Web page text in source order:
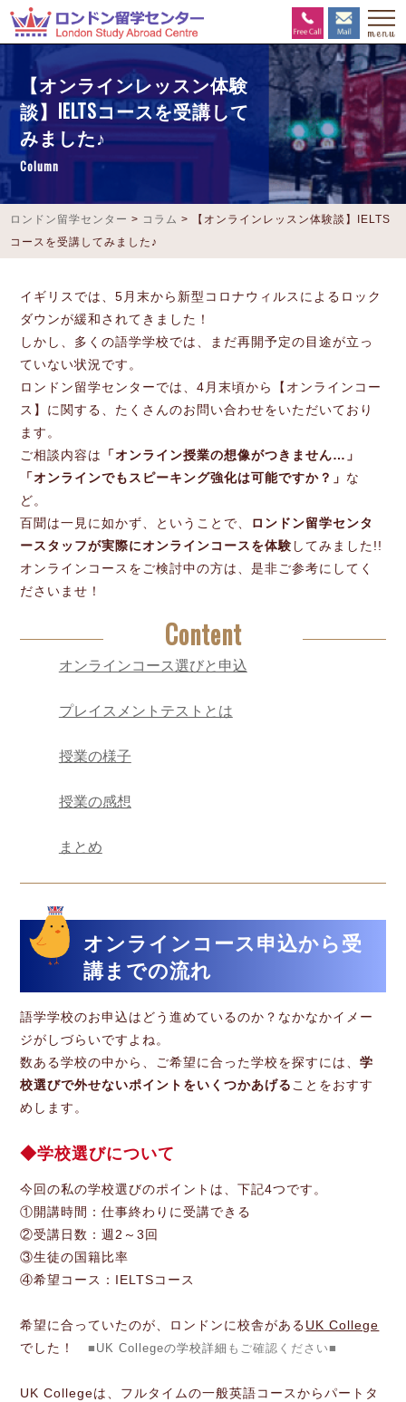
【オンラインレッスン体験
談】IELTSコースを受講して
みました♪
Column
ロンドン留学センター > コラム >
【オンラインレッスン体験談】IELTS
コースを受講してみました♪
イギリスでは、5月末から新型コロナウィルスによるロック
ダウンが緩和されてきました！
しかし、多くの語学学校では、まだ再開予定の目途が立っ
ていない状況です。
ロンドン留学センターでは、4月末頃から【オンラインコー
ス】に関する、たくさんのお問い合わせをいただいており
ます。
ご相談内容は
「オンライン授業の想像がつきません…」
「オンラインでもスピーキング強化は可能ですか？」 な
ど。
百聞は一見に如かず、ということで、 ロンドン留学センタ
ースタッフが実際にオンラインコースを体験 してみました!!
オンラインコースをご検討中の方は、是非ご参考にしてく
ださいませ！
Content
オンラインコース選びと申込
プレイスメントテストとは
授業の様子
授業の感想
まとめ
オンラインコース申込から受
講までの流れ
語学学校のお申込はどう進めているのか？なかなかイメー
ジがしづらいですよね。
数ある学校の中から、ご希望に合った学校を探すには、学
校選びで外せないポイントをいくつかあげることをおすす
めします。
学校選びについて
今回の私の学校選びのポイントは、下記4つです。
①開講時間：仕事終わりに受講できる
②受講日数：週2～3回
③生徒の国籍比率
④希望コース：IELTSコース
希望に合っていたのが、ロンドンに校舎があるUK College
でした！■ UK Collegeの学校詳細 もご確認ください■
UK Collegeは、フルタイムの一般英語コースからパートタ